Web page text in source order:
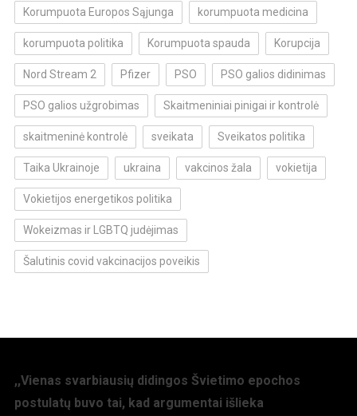
Korumpuota Europos Sąjunga korumpuota medicina
korumpuota politika Korumpuota spauda Korupcija
Nord Stream 2 Pfizer PSO PSO galios didinimas
PSO galios užgrobimas Skaitmeniniai pinigai ir kontrolė
skaitmeninė kontrolė sveikata Sveikatos politika
Taika Ukrainoje ukraina vakcinos žala vokietija
Vokietijos energetikos politika
Wokeizmas ir LGBTQ judėjimas
Šalutinis covid vakcinacijos poveikis
,,Vienas svarbiausių didingos Švietimo epochos
postulatų buvo tai, kad argumentai išlieka